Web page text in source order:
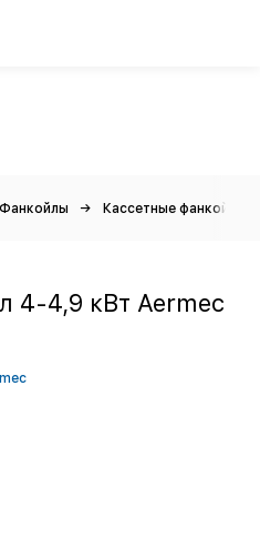
Фанкойлы Кассетные фанкойлы
4-4,9 кВт Aermec